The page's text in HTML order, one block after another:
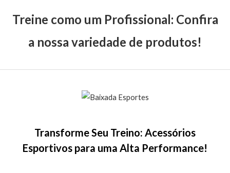
Treine como um Profissional: Confira
a nossa variedade de produtos!
Transforme Seu Treino: Acessórios
Esportivos para uma Alta Performance!